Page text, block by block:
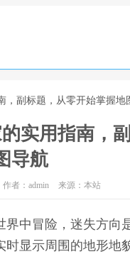
，副标题，从零开始掌握地
实用指南，
导航
作者：admin 来源：本站
中冒险，迷失方向
显示周围的地形地